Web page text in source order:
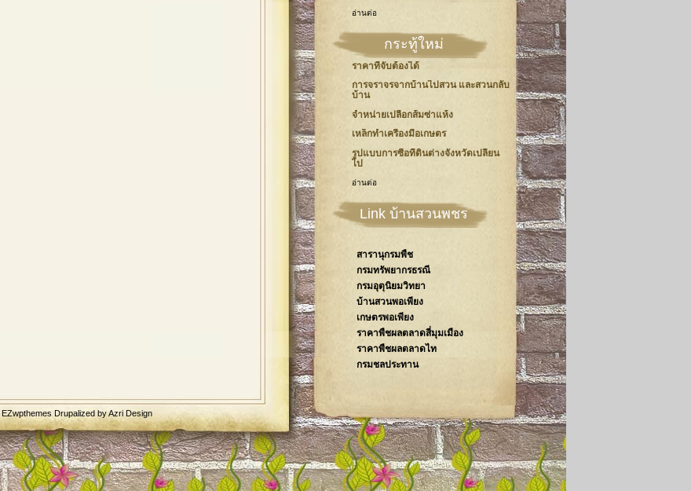
อ่านต่อ
กระทู้ใหม่
ราคาที่จับต้องได้
การจราจรจากบ้านไปสวน และสวนกลับ
บ้าน
จำหน่ายเปลือกส้มซ่าแห้ง
เหล็กทำเครื่องมือเกษตร
รูปแบบการซื้อที่ดินต่างจังหวัดเปลี่ยน
ไป
อ่านต่อ
Link บ้านสวนพชร
สารานุกรมพืช
กรมทรัพยากรธรณี
กรมอุตุนิยมวิทยา
บ้านสวนพอเพียง
เกษตรพอเพียง
ราคาพืชผลตลาดสี่มุมเมือง
ราคาพืชผลตลาดไท
กรมชลประทาน
EZwpthemes Drupalized byAzri Design